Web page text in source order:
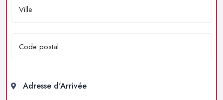
Adresse d'Arrivée